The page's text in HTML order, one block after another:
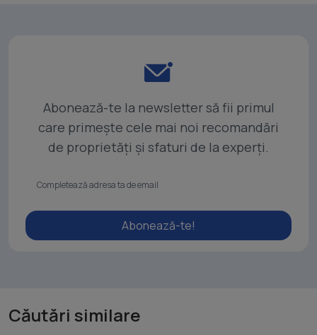
Abonează-te la newsletter să fii primul
care primește cele mai noi recomandări
de proprietăți și sfaturi de la experți.
Abonează-te!
Căutări similare